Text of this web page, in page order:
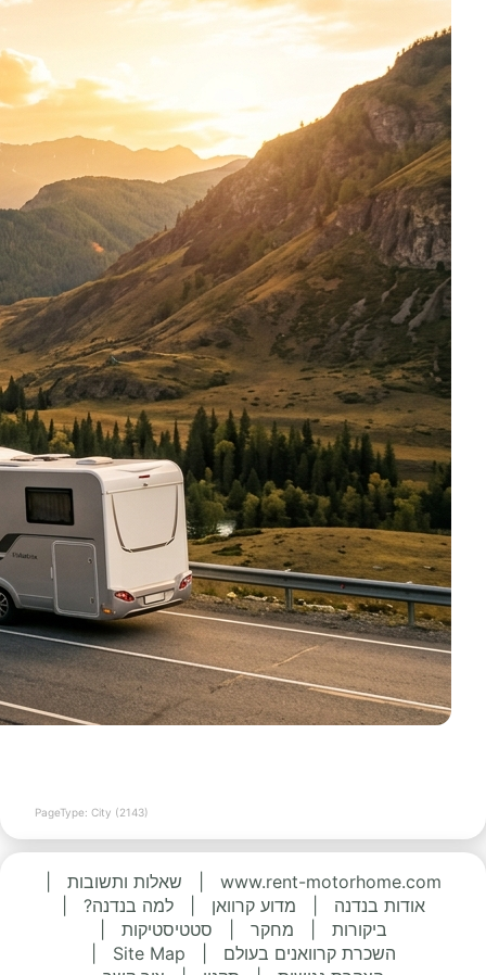
PageType: City (2143)
www.rent-motorhome.com שאלות ותשובות
אודות בנדנה
מדוע קרוואן למה בנדנה?
ביקורות
מחקר סטטיסטיקות
השכרת קרוואנים בעולם
Site Map